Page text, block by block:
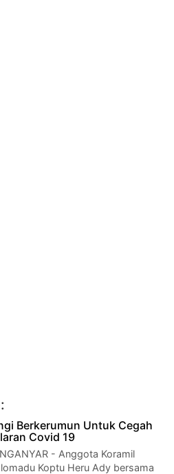
Berkerumun Untuk Cegah
Covid 19
- Anggota Koramil
Koptu Heru Ady bersama